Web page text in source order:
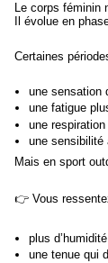
Le corps féminin
Il évolue en
Certaines
une sensation
une fatigue
une
une sensibilité
Mais en sport
👉 Vous
plus
une tenue qui